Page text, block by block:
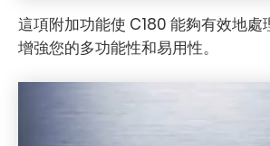
這項附加功能使 C180 能夠有效地處
增強您的多功能性和易用性。